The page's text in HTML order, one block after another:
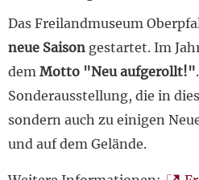
Das Freilandmuseum
neue Saison gestartet. Im
dem Motto "Neu aufgerollt!"
Sonderausstellung, die in
sondern auch zu einigen
und auf dem Gelände.